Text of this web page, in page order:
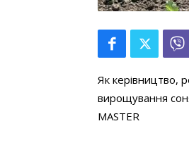
Як керівництво,
вирощування
MASTER